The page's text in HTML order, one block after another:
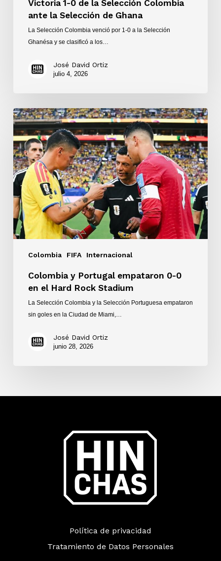
Victoria 1-0 de la Selección Colombia
ante la Selección de Ghana
La Selección Colombia venció por 1-0 a la Selección
Ghanésa y se clasificó a los…
José David Ortiz
julio 4, 2026
Colombia FIFA Internacional
Colombia
y
Portugal
empataron
0-
0
en
el
Hard
Rock
Stadium
Colombia y Portugal empataron 0-0
en el Hard Rock Stadium
La Selección Colombia y la Selección Portuguesa empataron
sin goles en la Ciudad de Miami,…
José David Ortiz
junio 28, 2026
Política de privacidad
Tratamiento de Datos Personales